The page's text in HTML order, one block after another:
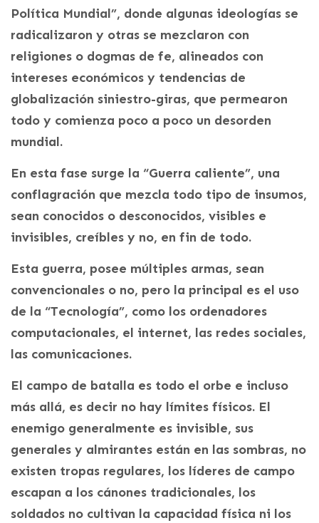
Política Mundial”, donde algunas ideologías se
radicalizaron y otras se mezclaron con
religiones o dogmas de fe, alineados con
intereses económicos y tendencias de
globalización siniestro-giras, que permearon
todo y comienza poco a poco un desorden
mundial.
En esta fase surge la “Guerra caliente”, una
conflagración que mezcla todo tipo de insumos,
sean conocidos o desconocidos, visibles e
invisibles, creíbles y no, en fin de todo.
Esta guerra, posee múltiples armas, sean
convencionales o no, pero la principal es el uso
de la “Tecnología”, como los ordenadores
computacionales, el internet, las redes sociales,
las comunicaciones.
El campo de batalla es todo el orbe e incluso
más allá, es decir no hay límites físicos. El
enemigo generalmente es invisible, sus
generales y almirantes están en las sombras, no
existen tropas regulares, los líderes de campo
escapan a los cánones tradicionales, los
soldados no cultivan la capacidad física ni los